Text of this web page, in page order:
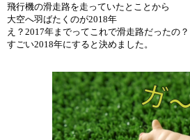
飛行機の滑走路を走っていたとことから
大空へ羽ばたくのが2018年
え？2017年までってこれで滑走路だったの
すごい2018年にすると決めました。